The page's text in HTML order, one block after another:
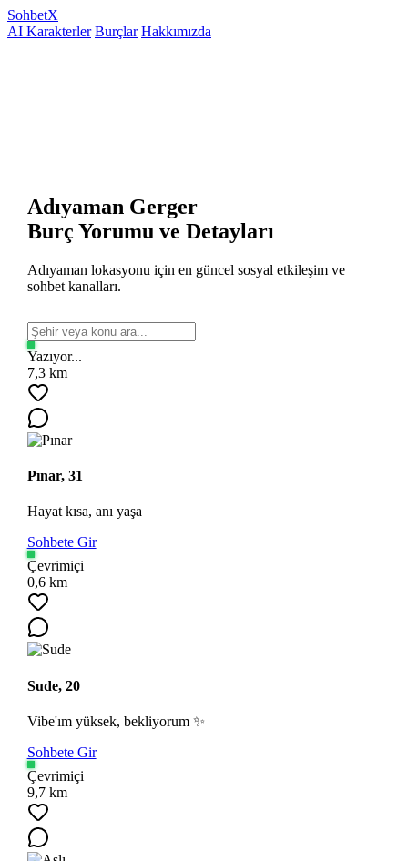
SohbetX
AI Karakterler Burçlar Hakkımızda
Adıyaman Gerger
Burç Yorumu ve Detayları
Adıyaman lokasyonu için en güncel sosyal etkileşim ve
sohbet kanalları.
Yazıyor...
7,3 km
Pınar, 31
Hayat kısa, anı yaşa
Sohbete Gir
Çevrimiçi
0,6 km
Sude, 20
Vibe'ım yüksek, bekliyorum ✨
Sohbete Gir
Çevrimiçi
9,7 km